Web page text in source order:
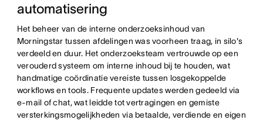
automatisering
Het beheer van de interne onderzoeksinhoud van
Morningstar tussen afdelingen was voorheen traag, in silo's
verdeeld en duur. Het onderzoeksteam vertrouwde op een
verouderd systeem om interne inhoud bij te houden, wat
handmatige coördinatie vereiste tussen losgekoppelde
workflows en tools. Frequente updates werden gedeeld via
e-mail of chat, wat leidde tot vertragingen en gemiste
versterkingsmogelijkheden via betaalde, verdiende en eigen